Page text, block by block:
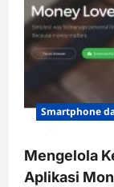
Smartphone
Mengelola
Aplikasi